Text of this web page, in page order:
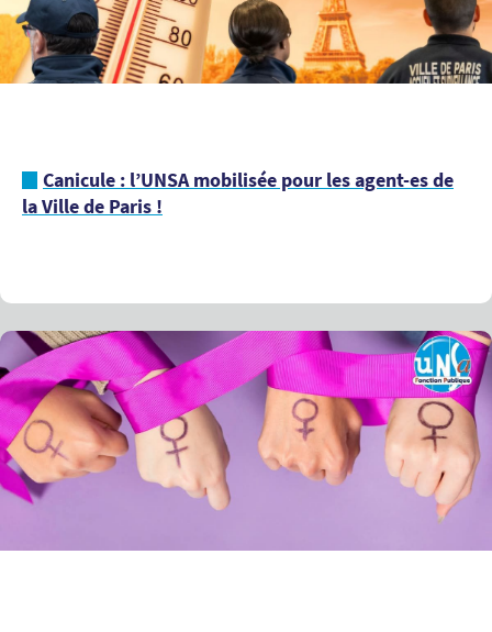
Canicule : l’UNSA mobilisée pour les agent-es de
la Ville de Paris !